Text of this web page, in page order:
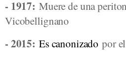
- 1917: Muere de una
Vicobellignano
- 2015: Es canonizado por